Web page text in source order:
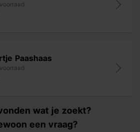
Paashaas
wat je zoekt?
een vraag?